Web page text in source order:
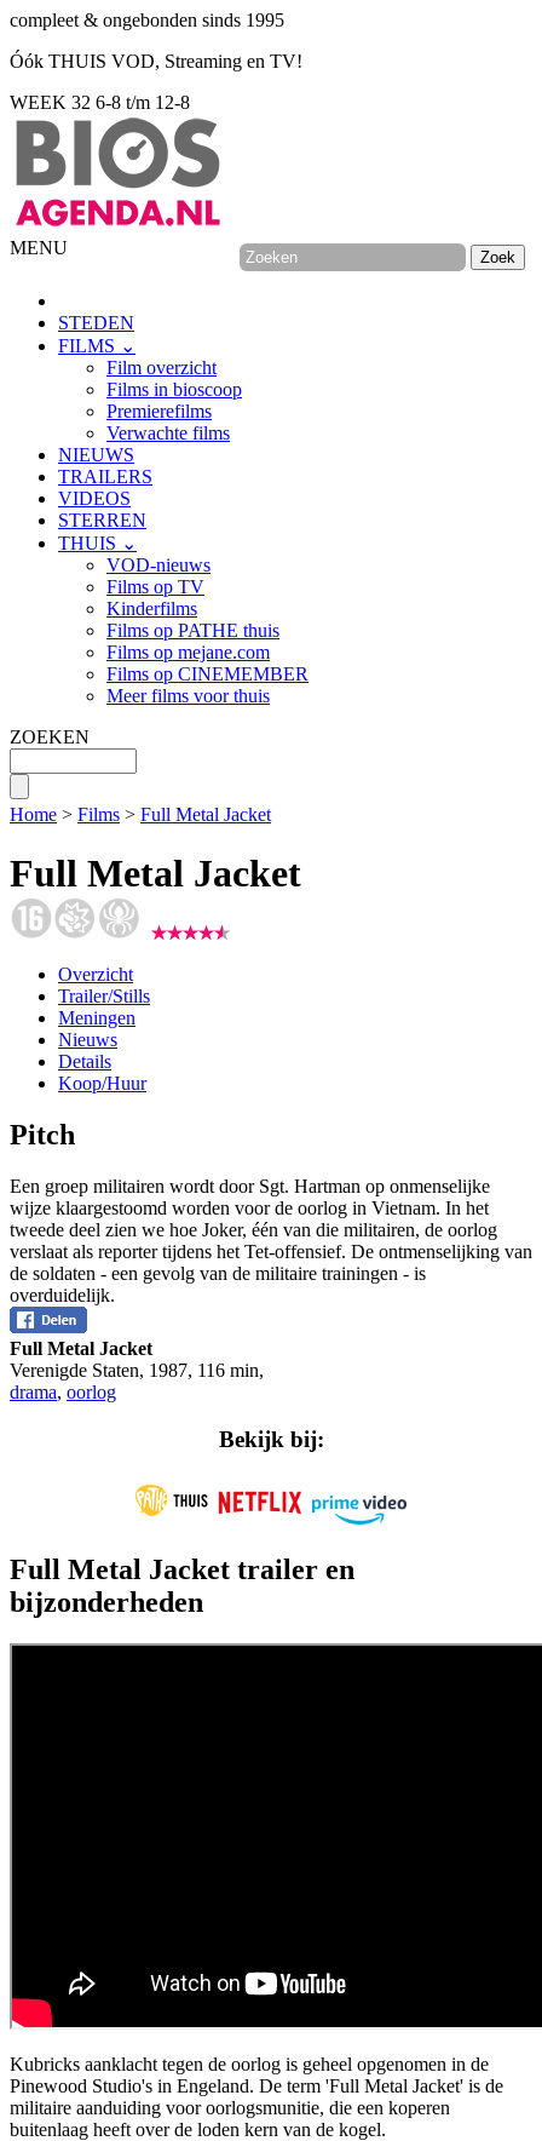
compleet & ongebonden sinds 1995
Óók THUIS VOD, Streaming en TV!
WEEK 32 6-8 t/m 12-8
MENU
STEDEN
FILMS ⌄
Film overzicht
Films in bioscoop
Premierefilms
Verwachte films
NIEUWS
TRAILERS
VIDEOS
STERREN
THUIS ⌄
VOD-nieuws
Films op TV
Kinderfilms
Films op PATHE thuis
Films op mejane.com
Films op CINEMEMBER
Meer films voor thuis
ZOEKEN
Home > Films > Full Metal Jacket
Full Metal Jacket
Overzicht
Trailer/Stills
Meningen
Nieuws
Details
Koop/Huur
Pitch
Een groep militairen wordt door Sgt. Hartman op onmenselijke
wijze klaargestoomd worden voor de oorlog in Vietnam. In het
tweede deel zien we hoe Joker, één van die militairen, de oorlog
verslaat als reporter tijdens het Tet-offensief. De ontmenselijking van
de soldaten - een gevolg van de militaire trainingen - is
overduidelijk.
Full Metal Jacket
Verenigde Staten, 1987, 116 min,
drama, oorlog
Bekijk bij:
Full Metal Jacket trailer en
bijzonderheden
Kubricks aanklacht tegen de oorlog is geheel opgenomen in de
Pinewood Studio's in Engeland. De term 'Full Metal Jacket' is de
militaire aanduiding voor oorlogsmunitie, die een koperen
buitenlaag heeft over de loden kern van de kogel.